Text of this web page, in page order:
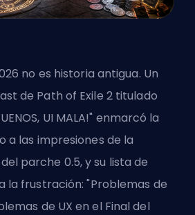
no es historia antigua. Un
de Path of Exile 2 titulado
UI MALA!" enmarcó la
a las impresiones de la
parche 0.5, y su lista de
la frustración: "Problemas de
de UX en el Final del